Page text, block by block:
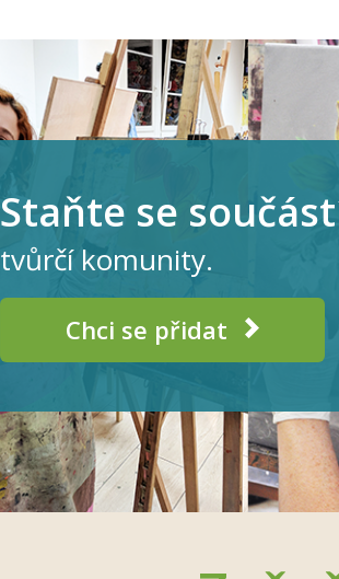
Staňte se
tvůrčí komunity.
Chci se přidat